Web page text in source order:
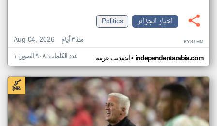
اخبار الجزائر
Politics
Aug 04, 2026
منذ ٣ أيام KY81HM
اندبندنت عربية• independentarabia.com عدد الكلمات: ٩٠٨ الصور: ١